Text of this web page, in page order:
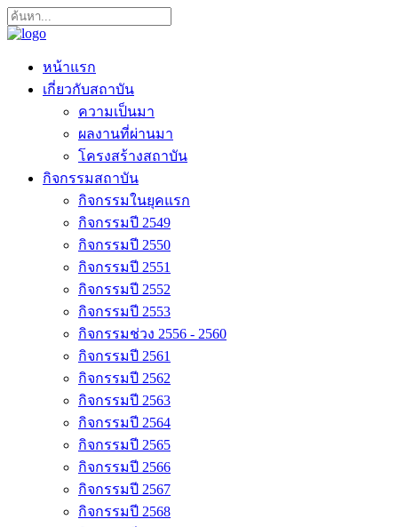
หน้าแรก
เกี่ยวกับสถาบัน
ความเป็นมา
ผลงานที่ผ่านมา
โครงสร้างสถาบัน
กิจกรรมสถาบัน
กิจกรรมในยุคแรก
กิจกรรมปี 2549
กิจกรรมปี 2550
กิจกรรมปี 2551
กิจกรรมปี 2552
กิจกรรมปี 2553
กิจกรรมช่วง 2556 - 2560
กิจกรรมปี 2561
กิจกรรมปี 2562
กิจกรรมปี 2563
กิจกรรมปี 2564
กิจกรรมปี 2565
กิจกรรมปี 2566
กิจกรรมปี 2567
กิจกรรมปี 2568